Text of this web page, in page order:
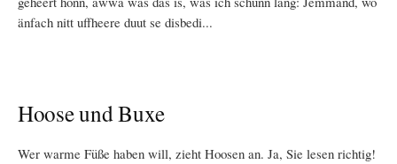
änfach nitt uffheere duut se disbedi...
Hoose und Buxe
Wer warme Füße haben will, zieht Hoosen an. Ja, Sie lesen richtig!